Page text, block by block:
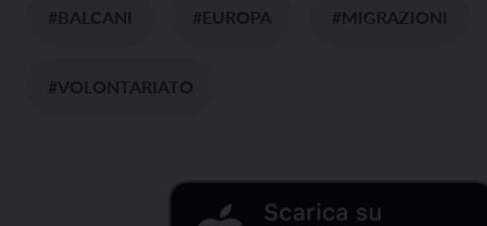
#BALCANI #EUROPA #MIGRAZIONI
#VOLONTARIATO